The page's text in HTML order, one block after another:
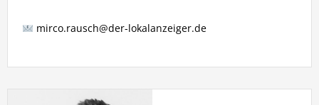
mirco.rausch@der-lokalanzeiger.de